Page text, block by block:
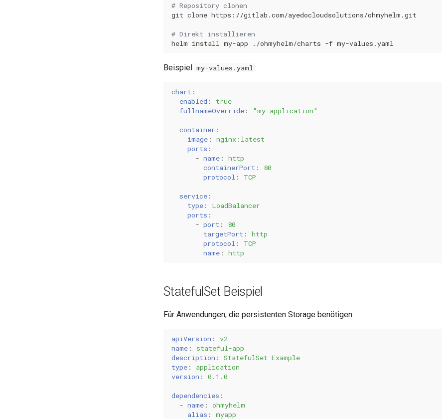
# Repository clonen
git clone
# Direkt installieren
helm install my-app ./ohmyhelm/charts -f
Beispiel my-values.yaml :
chart :
enabled :
true
fullnameOverride : "my-application"
container :
image :
nginx:latest
ports :
- name :
http
containerPort :
80
protocol : TCP
service :
type :
LoadBalancer
ports :
- port :
80
targetPort :
http
protocol :
TCP
name : http
StatefulSet Beispiel
Für Anwendungen, die persistenten Storage benötigen:
apiVersion :
v2
name :
stateful-app
description :
StatefulSet Example
type :
application
version : 0.1.0
dependencies :
- name :
ohmyhelm
alias : myapp